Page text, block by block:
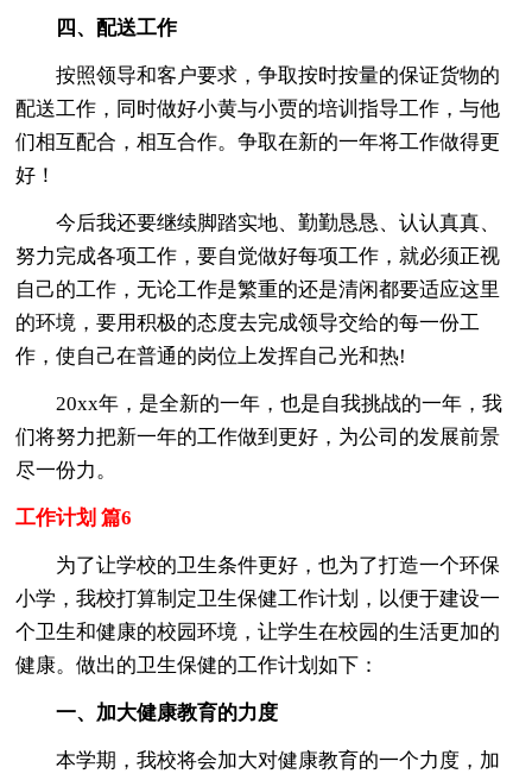
四、配送工作
按照领导和客户要求，争取按时按量的保证货物的
配送工作，同时做好小黄与小贾的培训指导工作，与他
们相互配合，相互合作。争取在新的一年将工作做得更
好！
今后我还要继续脚踏实地、勤勤恳恳、认认真真、
努力完成各项工作，要自觉做好每项工作，就必须正视
自己的工作，无论工作是繁重的还是清闲都要适应这里
的环境，要用积极的态度去完成领导交给的每一份工
作，使自己在普通的岗位上发挥自己光和热!
20xx年，是全新的一年，也是自我挑战的一年，我
们将努力把新一年的工作做到更好，为公司的发展前景
尽一份力。
工作计划 篇6
为了让学校的卫生条件更好，也为了打造一个环保
小学，我校打算制定卫生保健工作计划，以便于建设一
个卫生和健康的校园环境，让学生在校园的生活更加的
健康。做出的卫生保健的工作计划如下：
一、加大健康教育的力度
本学期，我校将会加大对健康教育的一个力度，加